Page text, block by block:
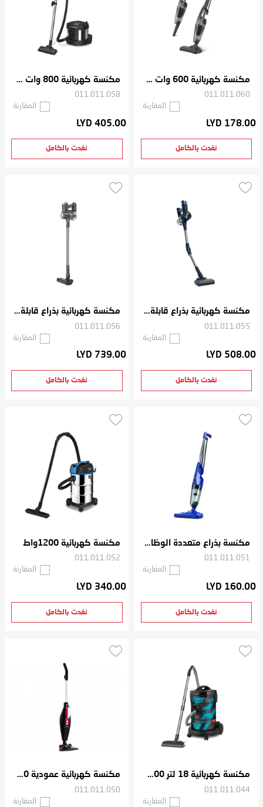
مكنسة كهربائية 600 وات 0.4 لتر
011.011.060
المقارنة
LYD 178.00
نفدت بالكامل
مكنسة كهربائية 800 وات 15 لتر
011.011.058
المقارنة
LYD 405.00
نفدت بالكامل
مكنسة كهربائية بذراع قابلة للشحن 240 وات
011.011.055
المقارنة
LYD 508.00
نفدت بالكامل
مكنسة كهربائية بذراع قابلة للشحن 500 وات
011.011.056
المقارنة
LYD 739.00
نفدت بالكامل
مكنسة بذراع متعددة الوظائف 600 واط
011.011.051
المقارنة
LYD 160.00
نفدت بالكامل
مكنسة كهربائية 1200واط
011.011.052
المقارنة
LYD 340.00
نفدت بالكامل
مكنسة كهربائية 18 لتر 2000 واط
011.011.044
المقارنة
مكنسة كهربائية عمودية 800 واط مع خزان غبار 1.2 لتر
011.011.050
المقارنة